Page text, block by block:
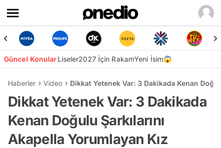
Güncel KonularLiseler2027 İçin RakamYeni İsim😱
Haberler Video Dikkat Yetenek Var: 3 Dakikada Kenan
Dikkat Yetenek Var: 3 Dakikada
Kenan Doğulu Şarkılarını
Akapella Yorumlayan Kız